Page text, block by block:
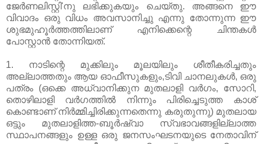
ജേര്‍ണലിസ്റ്റി'നു ലഭിക്കുകയും ചെയ്തു. അങ്ങനെ ഈ
വിവാദം ഒരു വിധം അവസാനിച്ചു എന്നു തോന്നുന്ന ഈ
ശുഭമുഹൂര്‍ത്തത്തിലാണ്‌ എനിക്കെന്റെ ചിന്തകള്‍
പോസ്റ്റാന്‍ തോന്നിയത്‌.
1. നാടിന്റെ മുക്കിലും മൂലയിലും ശീതീകരിച്ചതും
അല്ലാത്തതും ആയ ഓഫീസുകളും,ടിവി ചാനലുകള്‍, ഒരു
പത്രം (ഒക്കെ അധ്വാനിക്കുന മുതലാളി വര്‍ഗം, സോറി,
തൊഴിലാളി വര്‍ഗത്തില്‍ നിന്നും പിരിച്ചെടുത്ത കാശ്‌
കൊണ്ടാണ്‌ നിര്‍മ്മിച്ചിരിക്കുന്നതെന്നു കരുതുന്നു) മുതലായ
ഒട്ടും മുതലാളിത്ത-ബൂര്‍ഷ്വാ സ്വഭാവങ്ങളില്ലാത്ത
സ്ഥാപനങ്ങളും ഉള്ള ഒരു ജനസംഘടനയുടെ നേതാവിന്‌